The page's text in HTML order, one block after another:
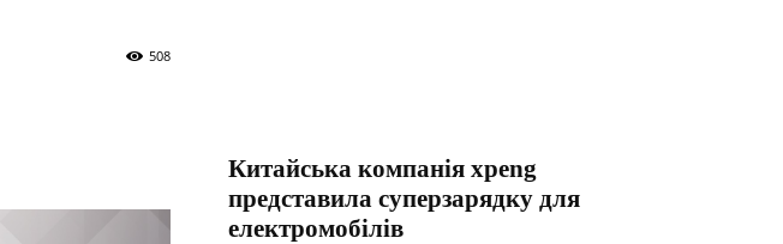
508
Китайська компанія xpeng
представила суперзарядку для
електромобілів